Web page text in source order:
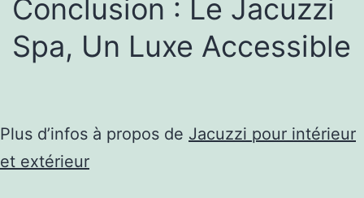
Conclusion : Le Jacuzzi
Spa, Un Luxe Accessible
Plus d’infos à propos de Jacuzzi pour intérieur
et extérieur